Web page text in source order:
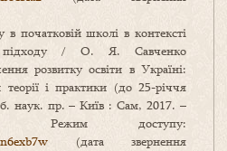
початковій школі в контексті
підходу / О. Я. Савченко
розвитку освіти в Україні:
теорії і практики (до 25-річчя
наук. пр. – Київ : Сам, 2017. –
Режим доступу:
(дата звернення